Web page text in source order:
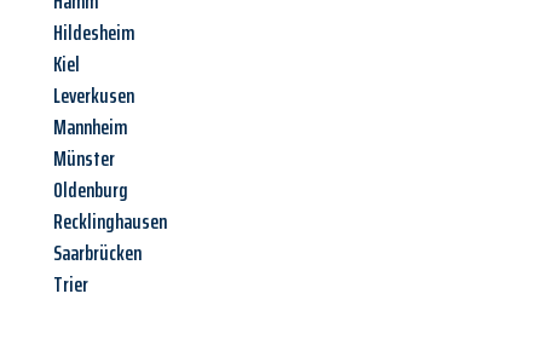
Hildesheim
Kiel
Leverkusen
Mannheim
Münster
Oldenburg
Recklinghausen
Saarbrücken
Trier